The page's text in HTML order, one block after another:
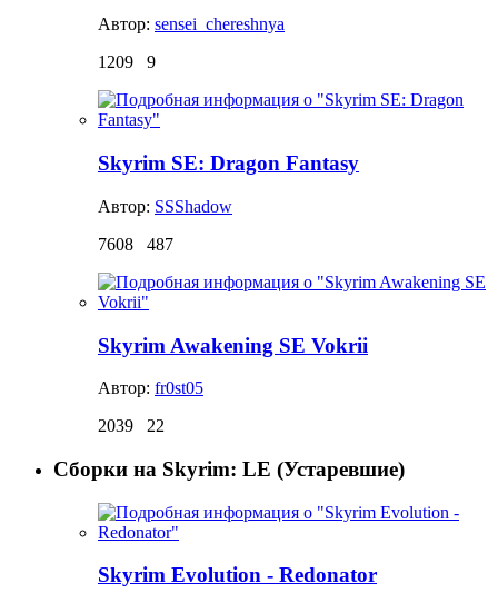
Автор: sensei_chereshnya
1209
9
Skyrim SE: Dragon Fantasy
Автор: SSShadow
7608
487
Skyrim Awakening SE Vokrii
Автор: fr0st05
2039
22
Сборки на Skyrim: LE (Устаревшие)
Skyrim Evolution - Redonator